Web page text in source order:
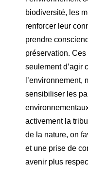
biodiversité, les
renforcer leur
prendre
préservation.
seulement d’agir
l’environnement,
sensibiliser les
activement la
de la nature, on
et une prise de
avenir plus